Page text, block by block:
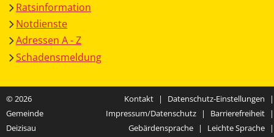
Ratsinformation
Notdienste
Adressen A - Z
Schadensmeldung
© 2026
Gemeinde
Deizisau
Kontakt | Datenschutz-Einstellungen
|
Impressum/Datenschutz
| Barrierefreiheit
|
Gebärdensprache
| Leichte Sprache |